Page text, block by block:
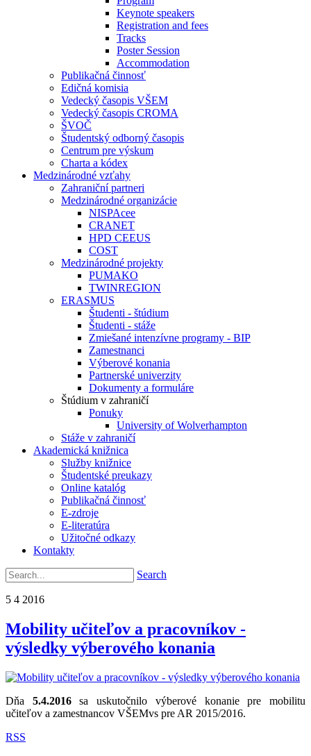
Keynote speakers
Registration and fees
Tracks
Poster Session
Accommodation
Publikačná činnosť
Edičná komisia
Vedecký časopis VŠEM
Vedecký časopis CROMA
ŠVOČ
Študentský odborný časopis
Centrum pre výskum
Charta a kódex
Medzinárodné vzťahy
Zahraniční partneri
Medzinárodné organizácie
NISPAcee
CRANET
HPD CEEUS
COST
Medzinárodné projekty
PUMAKO
TWINREGION
ERASMUS
Študenti - štúdium
Študenti - stáže
Zmiešané intenzívne programy - BIP
Zamestnanci
Výberové konania
Partnerské univerzity
Dokumenty a formuláre
Štúdium v zahraničí
Ponuky
University of Wolverhampton
Stáže v zahraničí
Akademická knižnica
Služby knižnice
Študentské preukazy
Online katalóg
Publikačná činnosť
E-zdroje
E-literatúra
Užitočné odkazy
Kontakty
Search
5 4 2016
Mobility učiteľov a pracovníkov -
výsledky výberového konania
Dňa 5.4.2016sa uskutočnilo výberové konanie pre mobilitu
učiteľov a zamestnancov VŠEMvs pre AR 2015/2016.
RSS